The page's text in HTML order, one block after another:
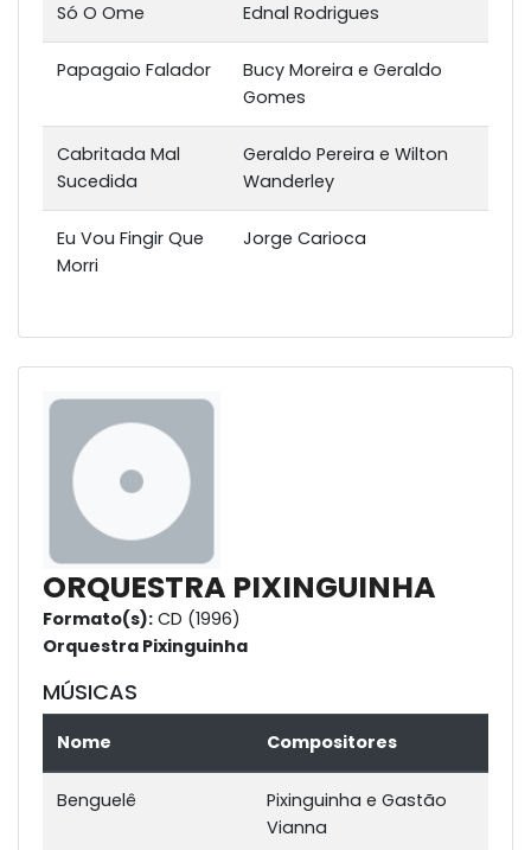
Só O Ome Ednal Rodrigues
Papagaio Falador
Bucy Moreira e Geraldo
Gomes
Cabritada Mal
Sucedida
Geraldo Pereira e Wilton
Wanderley
Eu Vou Fingir Que
Morri
Jorge Carioca
ORQUESTRA PIXINGUINHA
Formato(s): CD (1996)
Orquestra Pixinguinha
MÚSICAS
Nome Compositores
Benguelê
Pixinguinha e Gastão
Vianna